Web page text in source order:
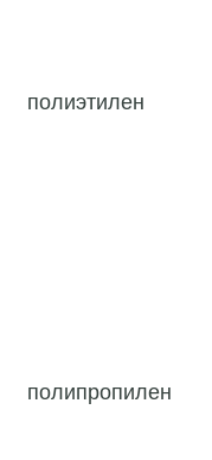
полиэтилен
полипропилен